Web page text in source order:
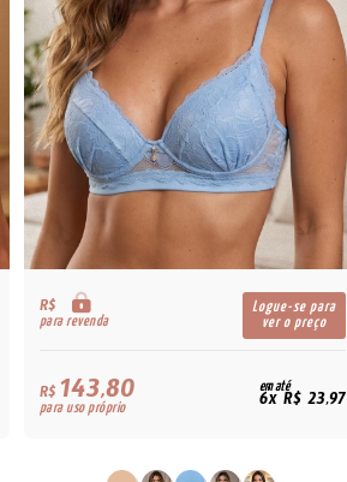
R$
para revenda
Logue-se para
ver o preço
R$143,80
para uso próprio
em até
6x R$ 23,97